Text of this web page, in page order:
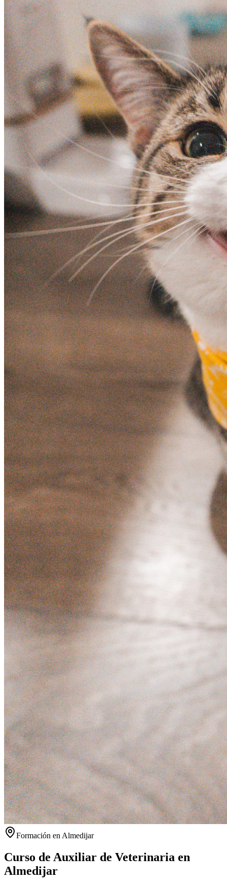
Formación en Almedijar
Curso de Auxiliar de Veterinaria en
Almedijar